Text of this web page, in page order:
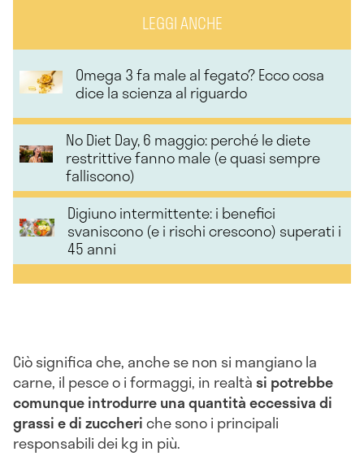
LEGGI ANCHE
Omega 3 fa male al fegato? Ecco cosa
dice la scienza al riguardo
No Diet Day, 6 maggio: perché le diete
restrittive fanno male (e quasi sempre
falliscono)
Digiuno intermittente: i benefici
svaniscono (e i rischi crescono) superati i
45 anni
Ciò significa che, anche se non si mangiano la
carne, il pesce o i formaggi, in realtàsi potrebbe
comunque introdurre una quantità eccessiva di
grassi e di zuccheriche sono i principali
responsabili dei kg in più.